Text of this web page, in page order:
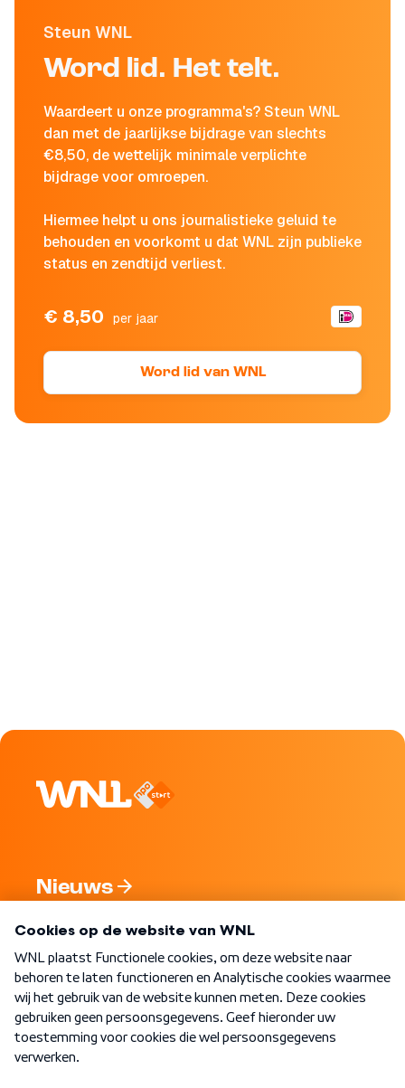
Steun WNL
Word lid. Het telt.
Waardeert u onze programma's? Steun WNL
dan met de jaarlijkse bijdrage van slechts
€8,50, de wettelijk minimale verplichte
bijdrage voor omroepen.
Hiermee helpt u ons journalistieke geluid te
behouden en voorkomt u dat WNL zijn publieke
status en zendtijd verliest.
€ 8,50 per jaar
Word lid van WNL
Nieuws
Nieuwsbrief
Word Lid